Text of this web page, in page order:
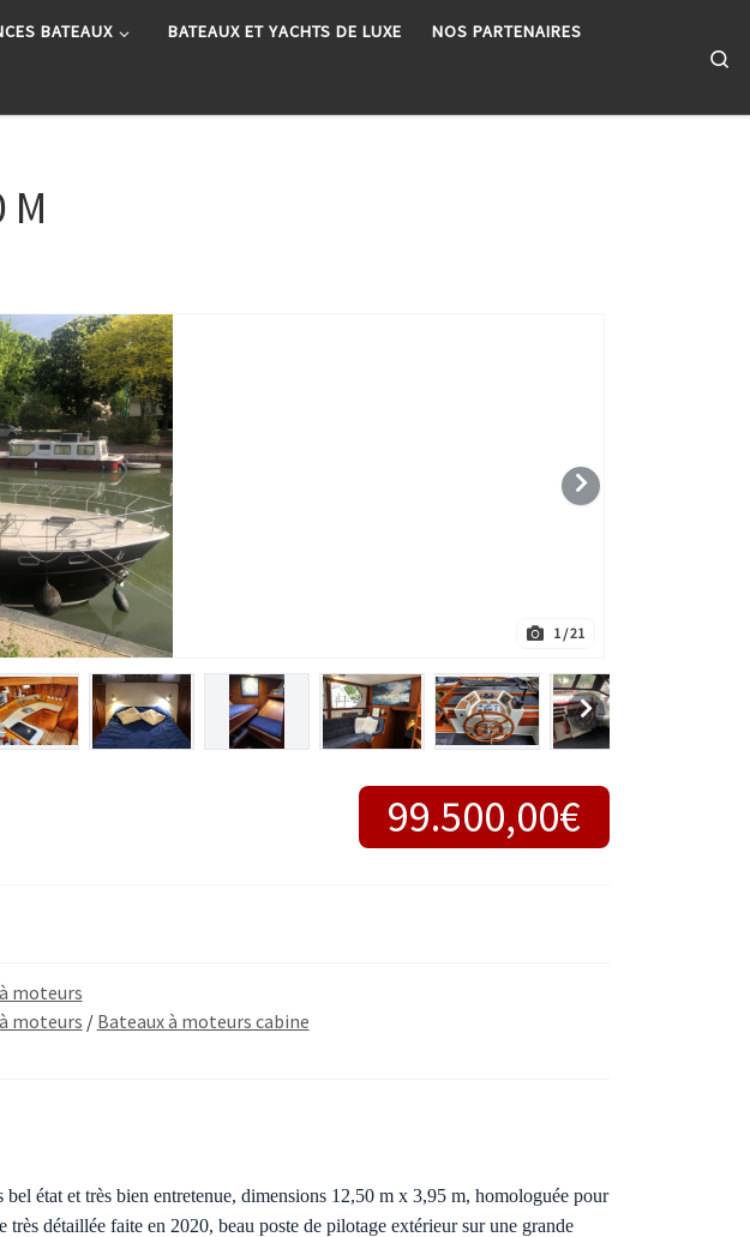
BATEAUX BATEAUX ET YACHTS DE LUXE NOS PARTENAIRES
M
1 / 21
99.500,00€
moteurs
moteurs / Bateaux à moteurs cabine
état et très bien entretenue, dimensions 12,50 m x 3,95 m, homologuée pour
détaillée faite en 2020, beau poste de pilotage extérieur sur une grande